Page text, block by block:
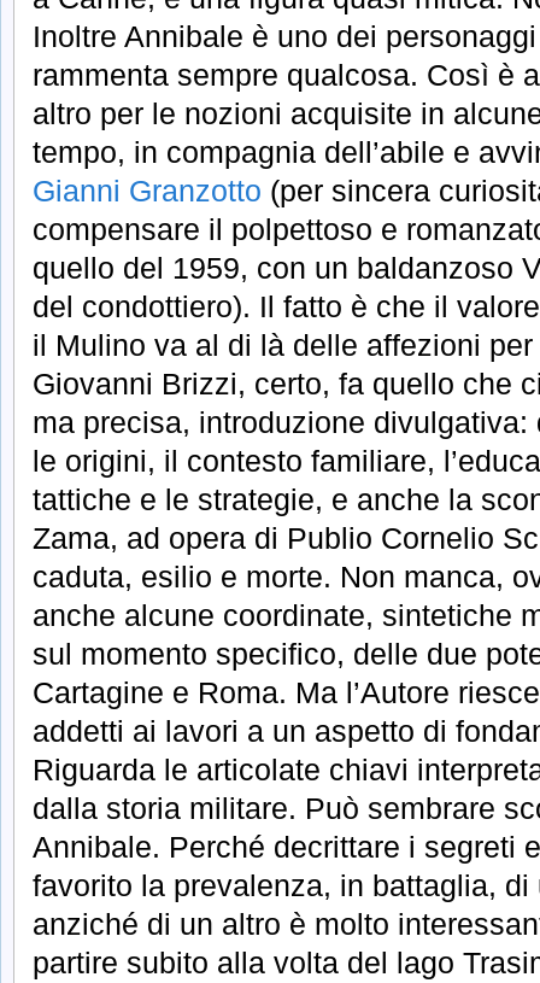
Inoltre Annibale è uno dei
rammenta sempre qualcosa. Così è
altro per le nozioni acquisite in
tempo, in compagnia dell’abile e
Gianni Granzotto (per sincera
compensare il polpettoso e
quello del 1959, con un baldanzoso
del condottiero). Il fatto è che il
il Mulino va al di là delle affezioni
Giovanni Brizzi, certo, fa quello che
ma precisa, introduzione
le origini, il contesto familiare,
tattiche e le strategie, e anche la
Zama, ad opera di Publio Cornelio
caduta, esilio e morte. Non manca,
anche alcune coordinate, sintetiche
sul momento specifico, delle due
Cartagine e Roma. Ma l’Autore
addetti ai lavori a un aspetto di
Riguarda le articolate chiavi
dalla storia militare. Può sembrare
Annibale. Perché decrittare i segreti
favorito la prevalenza, in battaglia,
anziché di un altro è molto
partire subito alla volta del lago